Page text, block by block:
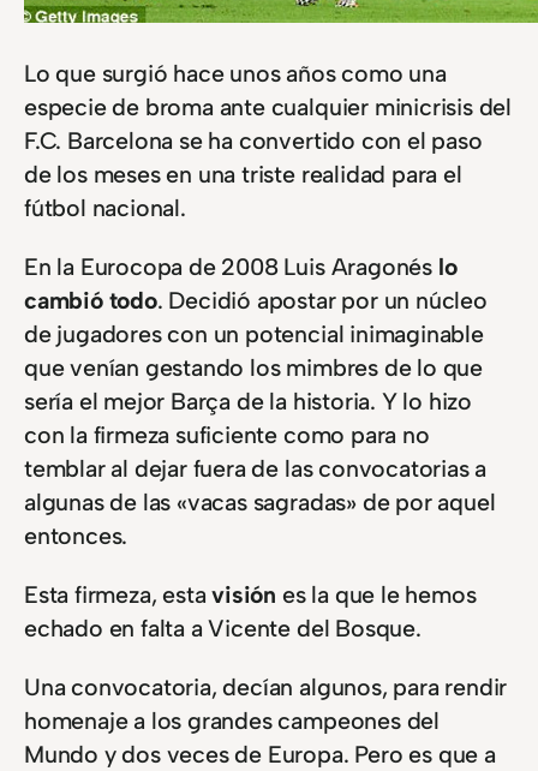
Lo que surgió hace unos años como una
especie de broma ante cualquier minicrisis del
F.C. Barcelona se ha convertido con el paso
de los meses en una triste realidad para el
fútbol nacional.
En la Eurocopa de 2008 Luis Aragonés lo
cambió todo. Decidió apostar por un núcleo
de jugadores con un potencial inimaginable
que venían gestando los mimbres de lo que
sería el mejor Barça de la historia. Y lo hizo
con la firmeza suficiente como para no
temblar al dejar fuera de las convocatorias a
algunas de las «vacas sagradas» de por aquel
entonces.
Esta firmeza, estavisión es la que le hemos
echado en falta a Vicente del Bosque.
Una convocatoria, decían algunos, para rendir
homenaje a los grandes campeones del
Mundo y dos veces de Europa. Pero es que a